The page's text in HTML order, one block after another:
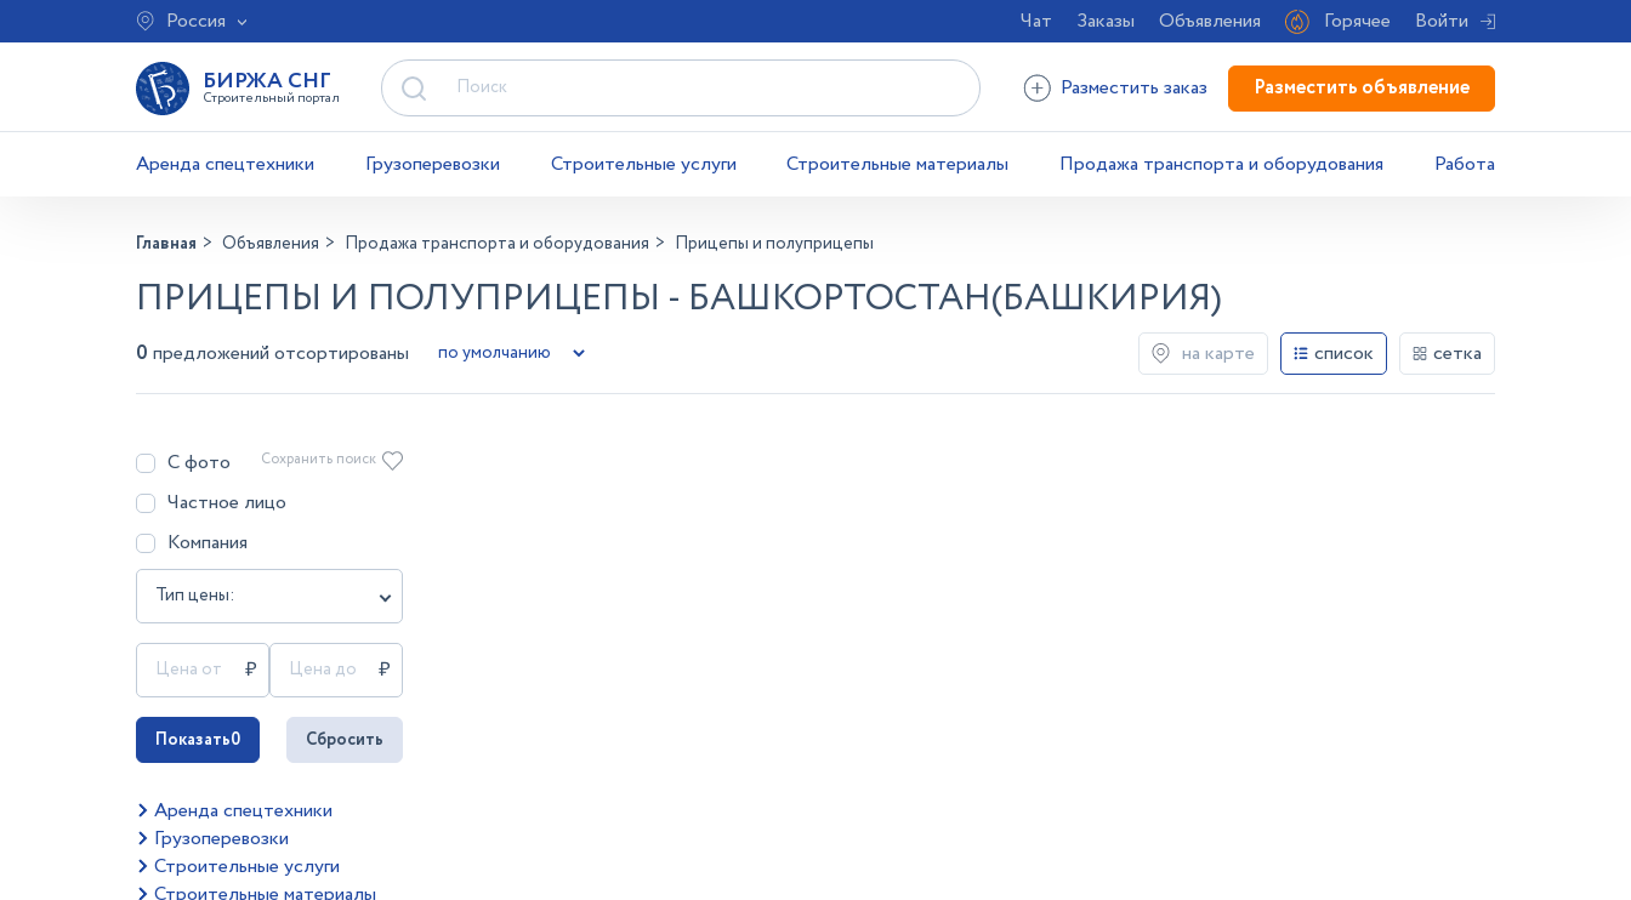
Россия Чат Заказы Объявления Горячее Войти
БИРЖА СНГ
Строительный портал Разместить заказ Разместить объявление
Аренда спецтехники Грузоперевозки Строительные услуги Строительные материалы Продажа транспорта и оборудования Работа
Главная Объявления Продажа транспорта и оборудования Прицепы и полуприцепы
ПРИЦЕПЫ И ПОЛУПРИЦЕПЫ - БАШКОРТОСТАН(БАШКИРИЯ)
0 предложений отсортированы на карте список сетка
С фото
Частное лицо
Компания
Тип цены:
Сохранить поиск
Показать0 Сбросить
Аренда спецтехники
Грузоперевозки
Строительные услуги